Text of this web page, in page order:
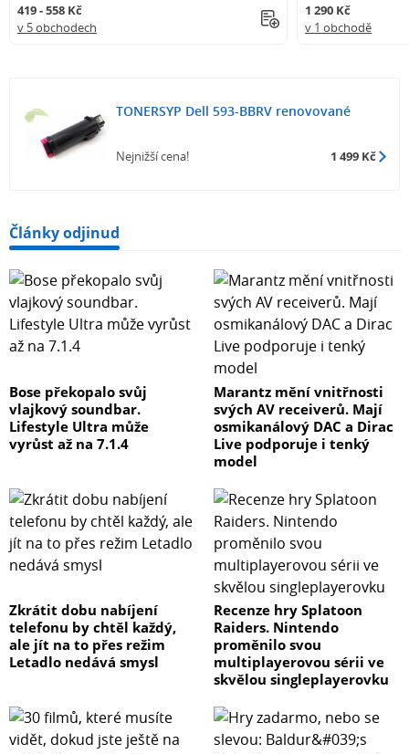
419 - 558 Kč
v 5 obchodech
1 290 Kč
v 1 obchodě
TONERSYP Dell 593-BBRV renovované
Nejnižší cena! 1 499 Kč
Články odjinud
Bose překopalo svůj
vlajkový soundbar.
Lifestyle Ultra může
vyrůst až na 7.1.4
Marantz mění vnitřnosti
svých AV receiverů. Mají
osmikanálový DAC a Dirac
Live podporuje i tenký
model
Zkrátit dobu nabíjení
telefonu by chtěl každý,
ale jít na to přes režim
Letadlo nedává smysl
Recenze hry Splatoon
Raiders. Nintendo
proměnilo svou
multiplayerovou sérii ve
skvělou singleplayerovku